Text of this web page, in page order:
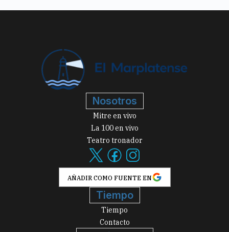
Nosotros
Mitre en vivo
La 100 en vivo
Teatro tronador
AÑADIR COMO FUENTE EN
Tiempo
Tiempo
Contacto